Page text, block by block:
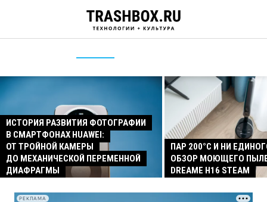
ИСТОРИЯ РАЗВИТИЯ ФОТОГРАФИИ
В СМАРТФОНАХ HUAWEI:
ОТ ТРОЙНОЙ КАМЕРЫ
ДО МЕХАНИЧЕСКОЙ ПЕРЕМЕННОЙ
ДИАФРАГМЫ
ПАР 200°C И НИ
ОБЗОР МОЮЩЕГО
DREAME H16 STEAM
РЕКЛАМА